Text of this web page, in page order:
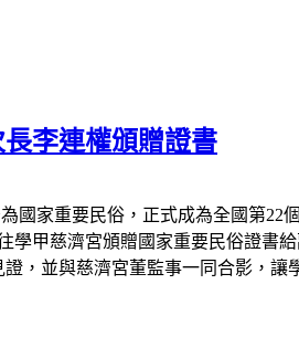
李連權頒贈證書
國家重要民俗，正式成為全國第22
學甲慈濟宮頒贈國家重要民俗證書
，並與慈濟宮董監事一同合影，讓